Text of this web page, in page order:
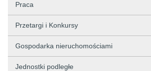
Praca
Przetargi i Konkursy
Gospodarka nieruchomościami
Jednostki podległe